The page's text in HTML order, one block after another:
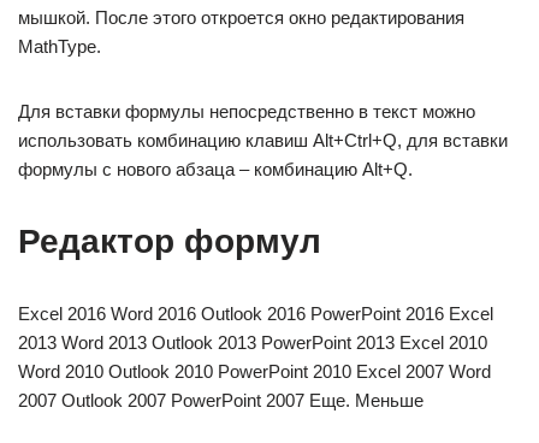
мышкой. После этого откроется окно редактирования
MathType.
Для вставки формулы непосредственно в текст можно
использовать комбинацию клавиш Alt+Ctrl+Q, для вставки
формулы с нового абзаца – комбинацию Alt+Q.
Редактор формул
Excel 2016 Word 2016 Outlook 2016 PowerPoint 2016 Excel
2013 Word 2013 Outlook 2013 PowerPoint 2013 Excel 2010
Word 2010 Outlook 2010 PowerPoint 2010 Excel 2007 Word
2007 Outlook 2007 PowerPoint 2007 Еще. Меньше